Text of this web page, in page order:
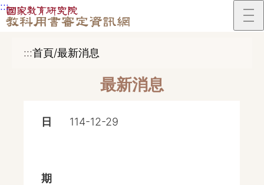
跳到主要內容區塊
:::
:::首頁/最新消息
最新消息
日
期
114-12-29